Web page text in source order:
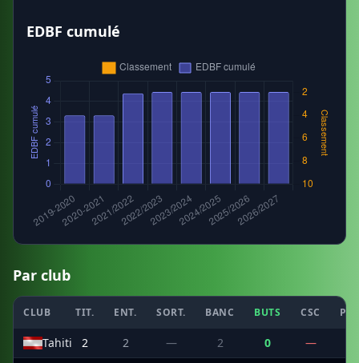
EDBF cumulé
Par club
CLUB TIT. ENT. SORT. BANC BUTS CSC
Tahiti 2 2 — 2 0 —